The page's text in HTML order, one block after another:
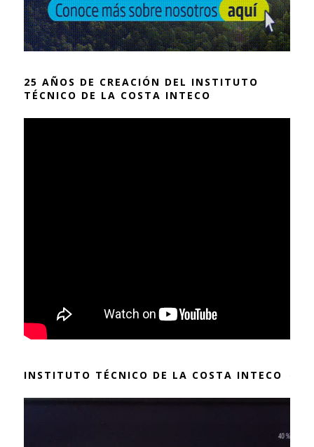
25 AÑOS DE CREACIÓN DEL INSTITUTO
TÉCNICO DE LA COSTA INTECO
INSTITUTO TÉCNICO DE LA COSTA INTECO